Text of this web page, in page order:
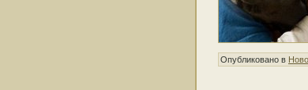
Опубликовано в